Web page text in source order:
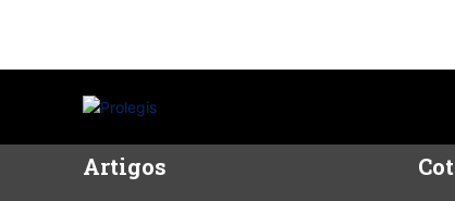
Artigos